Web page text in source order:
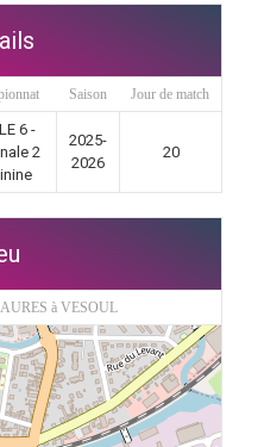
Saison Jour de match
6 -
2
2025-
2026
20
à VESOUL